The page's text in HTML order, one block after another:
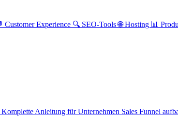
Customer Experience 🔍 SEO-Tools🌐 Hosting 📊
Anleitung für Unternehmen Sales Funnel